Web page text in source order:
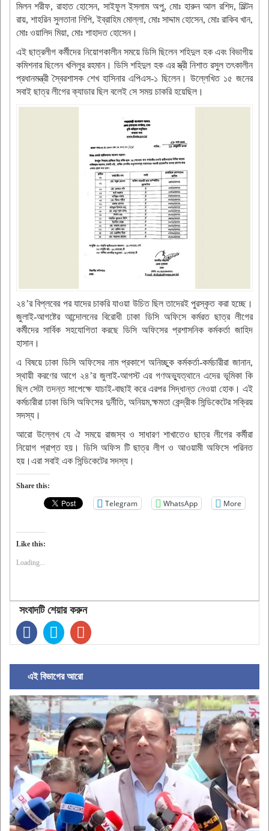
মিলন শরীফ, রাহাত হোসেন, সাইফুল ইসলাম অপু, মোঃ হারুন আল রশিদ, মিল্টন
রায়, শাহরিন সুলতানা লিপি, ইব্রাহিম মোল্লা, মোঃ সাদ্দাম হোসেন, মোঃ রাকিব খান,
মোঃ ওয়ালিদ মিয়া, মোঃ শাহাদত হোসেন।
এই ছাত্রলীগ কর্মীদের নিয়োগকালীন সময়ে ডিসি ছিলেন শহিদুল হক এবং বিভাগীয়
কমিশনার ছিলেন খলিলুর রহমান। ডিসি শহিদুল হক এর স্ত্রী নিশাত রসুল তৎকালীন
প্রধানমন্ত্রী স্বৈরশাসক শেখ হাসিনার এপিএস-১ ছিলেন। উল্লেখিত ১৫ জনের
সবাই ছাত্র লীগের ক্যাডার ছিল বলেই সে সময় চাকরি হয়েছিল।
২৪’র বিপ্লবের পর যাদের চাকরি যাওয়া উচিত ছিল তাদেরই পুরস্কৃত করা হচ্ছে।
জুলাই-আগষ্টের আন্দোলনের বিরোধী ঢাকা ডিসি অফিসে কর্মরত ছাত্র লীগের
কর্মীদের সার্বিক সহযোগিতা করছে ডিসি অফিসের প্রশাসনিক কর্মকর্তা জাহিদ
হাসান।
এ বিষয়ে ঢাকা ডিসি অফিসের নাম প্রকাশে অনিচ্ছুক কর্মকর্তা-কর্মচারীরা জানান,
স্থায়ী করণের আগে ২৪’র জুলাই-আগস্ট এর গণঅভ্যুত্থানে এদের ভূমিকা কি
ছিল সেটা তদন্ত সাপেক্ষে যাচাই-বাছাই করে এরপর সিদ্ধান্ত নেওয়া হোক। এই
কর্মচারীরা ঢাকা ডিসি অফিসের দুর্নীতি, অনিয়ম,ক্ষমতা কেন্দ্রীক সিন্ডিকেটের সক্রিয়
সদস্য।
আরো উল্লেখ যে ঐ সময়ে রাজস্ব ও সাধারণ শাখাতেও ছাত্র লীগের কর্মীরা
নিয়োগ প্রাপ্ত হয়। ডিসি অফিস টি ছাত্র লীগ ও আওয়ামী অফিসে পরিনত
হয়।এরা সবাই এক সিন্ডিকেটের সদস্য।
Share this:
Telegram WhatsApp More
Like this:
Loading...
সংবাদটি শেয়ার করুন
এই বিভাগের আরো